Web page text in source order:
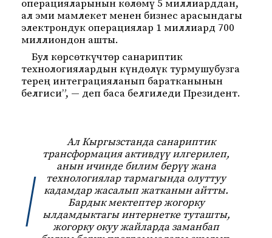
операцияларынын көлөмү 5 миллиарддан,
ал эми мамлекет менен бизнес арасындагы
электрондук операциялар 1 миллиард 700
миллиондон ашты.
Бул көрсөткүчтөр санариптик
технологиялардын күндөлүк турмушубузга
терең интеграцияланып баратканынын
белгиси”, — деп баса белгиледи Президент.
Ал Кыргызстанда санариптик
трансформация активдүү илгерилеп,
анын ичинде билим берүү жана
технологиялар тармагында олуттуу
кадамдар жасалып жатканын айтты.
Бардык мектептер жогорку
ылдамдыктагы интернетке туташты,
жогорку окуу жайларда заманбап